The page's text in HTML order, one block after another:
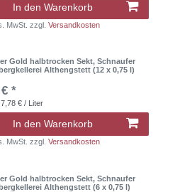
In den Warenkorb
MwSt. zzgl.Versandkosten
Gold halbtrocken Sekt, Schnaufer
Althengstett (12 x 0,75 l)
*
7,78 € / Liter
In den Warenkorb
MwSt. zzgl.Versandkosten
Gold halbtrocken Sekt, Schnaufer
Althengstett (6 x 0,75 l)